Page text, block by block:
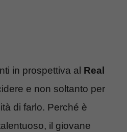
in prospettiva al Real
e non soltanto per
di farlo. Perché è
il giovane